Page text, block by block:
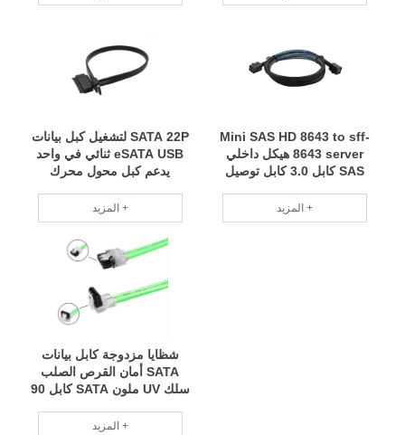
SATA 22P لتشغيل كبل بيانات
eSATA USB ثنائي في واحد
يدعم كبل محول محرك
المزيد +
Mini SAS HD 8643 to sff-
8643 server هيكل داخلي
SAS كابل 3.0 كابل توصيل
المزيد +
شظايا مزدوجة كابل بيانات
SATA أمان القرص الصلب
سلك UV ملون SATA كابل 90
المزيد +